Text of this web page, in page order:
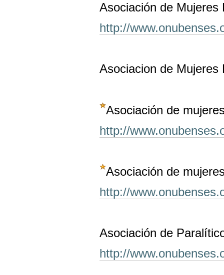
Asociación de Mujeres
http://
Asociacion de Mujeres
Asociación de
http://
Asociación de
http://
Asociación de
http://